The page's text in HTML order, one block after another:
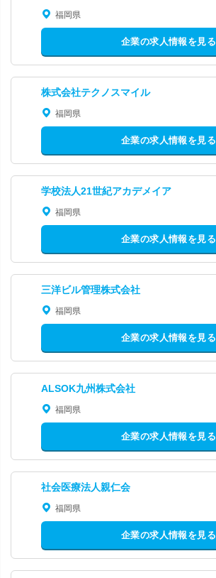
福岡県
企業の求人情報を見る
株式会社テクノスマイル
福岡県
企業の求人情報を見る
学校法人21世紀アカデメイア
福岡県
企業の求人情報を見る
三洋ビル管理株式会社
福岡県
企業の求人情報を見る
ALSOK九州株式会社
福岡県
企業の求人情報を見る
社会医療法人親仁会
福岡県
企業の求人情報を見る